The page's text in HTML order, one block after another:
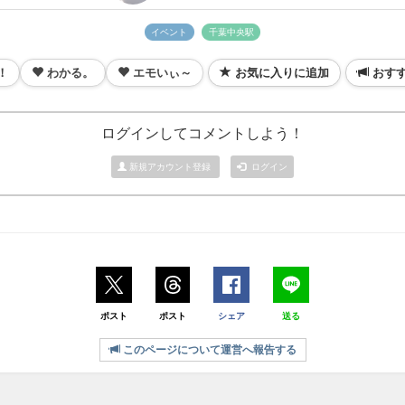
イベント 千葉中央駅
わかる。 エモいぃ～ お気に入りに追加 おす
ログインしてコメントしよう！
新規アカウント登録 ログイン
ポスト ポスト シェア 送る
このページについて運営へ報告する